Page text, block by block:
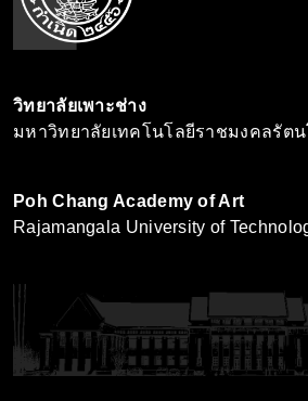
วิทยาลัยเพาะช่าง
มหาวิทยาลัยเทคโนโลยีราชมงคลรัต
Poh Chang Academy of Art
Rajamangala University of